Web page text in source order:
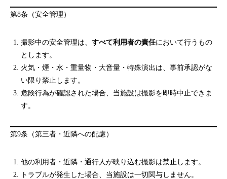
第8条（安全管理）
撮影中の安全管理は、 すべて利用者の責任において行うもの
とします。
火気・煙・水・重量物・大音量・特殊演出は、事前承認がな
い限り禁止します。
危険行為が確認された場合、当施設は撮影を即時中止できま
す。
第9条（第三者・近隣への配慮）
他の利用者・近隣・通行人が映り込む撮影は禁止します。
トラブルが発生した場合、当施設は一切関与しません。